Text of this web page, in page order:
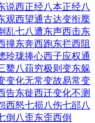
说西正经八本正经八
观西望通古达变衔橜
乱七八遭东声西击东
撞东奔西跑东拦西阻
玲珑捧心西子应权通
臡八葅穷极则变东躲
变化无常变故易常变
告东徙西迁变化不测
西怒七损八伤七郤八
倒八歪东歪西倒